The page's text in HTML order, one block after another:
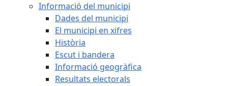
Informació del municipi
Dades del municipi
El municipi en xifres
Història
Escut i bandera
Informació geogràfica
Resultats electorals